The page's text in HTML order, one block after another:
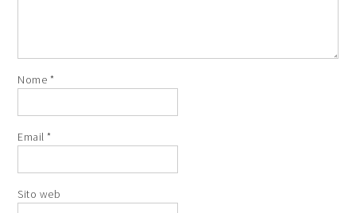
Nome *
Email*
Sito web